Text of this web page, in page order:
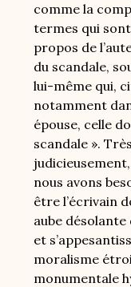
comme la
termes qui
propos de
du scandale,
lui-même qui,
notamment
épouse, celle
scandale ».
nous avons
être l’écrivain
aube désolante
et
moralisme
monumentale